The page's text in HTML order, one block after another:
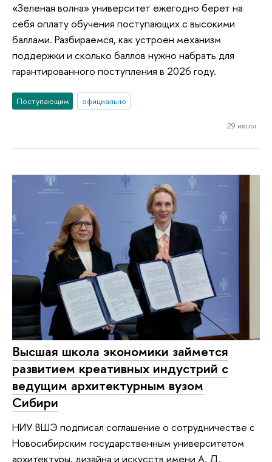
«Зеленая волна» университет ежегодно берет на
себя оплату обучения поступающих с высокими
баллами. Разбираемся, как устроен механизм
поддержки и сколько баллов нужно набрать для
гарантированного поступления в 2026 году.
Поступающим официально
29 июля
Высшая школа экономики займется
развитием креативных индустрий с
ведущим архитектурным вузом
Сибири
НИУ ВШЭ подписал соглашение о сотрудничестве с
Новосибирским государственным университетом
архитектуры, дизайна и искусств имени А. Д.